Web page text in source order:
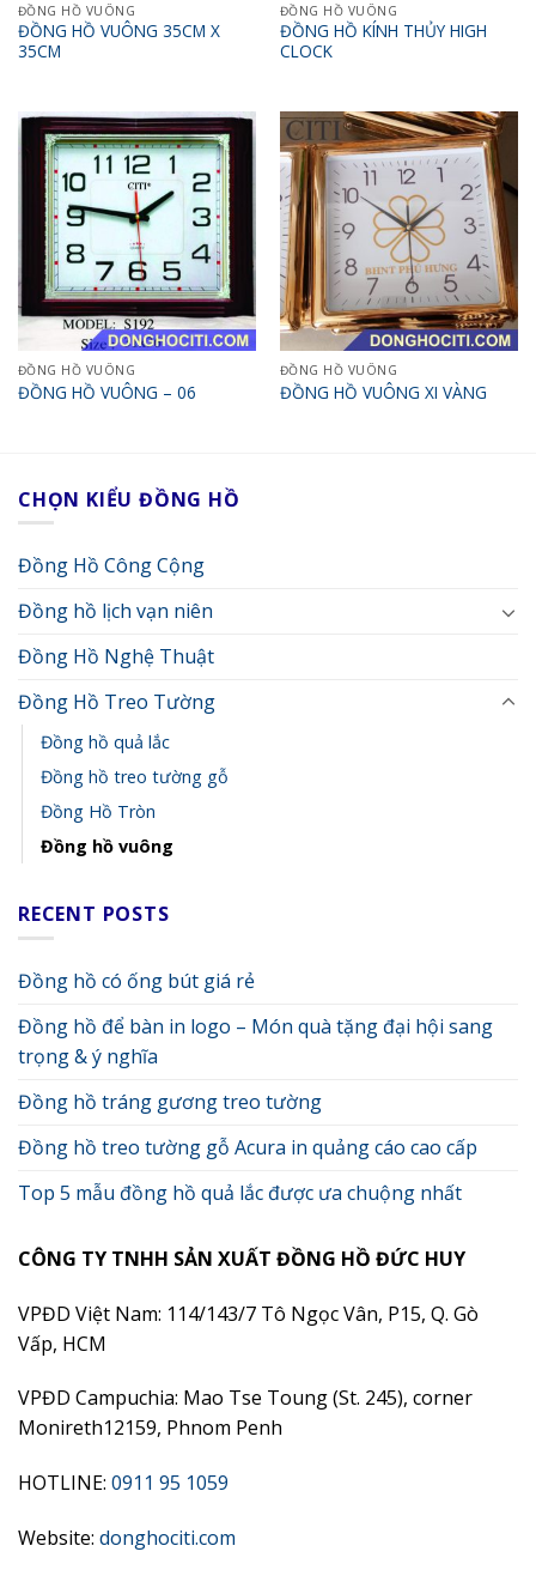
ĐỒNG HỒ VUÔNG
ĐỒNG HỒ VUÔNG 35CM X
35CM
ĐỒNG HỒ VUÔNG
ĐỒNG HỒ KÍNH THỦY HIGH
CLOCK
ĐỒNG HỒ VUÔNG
ĐỒNG HỒ VUÔNG – 06
ĐỒNG HỒ VUÔNG
ĐỒNG HỒ VUÔNG XI VÀNG
CHỌN KIỂU ĐỒNG HỒ
Đồng Hồ Công Cộng
Đồng hồ lịch vạn niên
Đồng Hồ Nghệ Thuật
Đồng Hồ Treo Tường
Đồng hồ quả lắc
Đồng hồ treo tường gỗ
Đồng Hồ Tròn
Đồng hồ vuông
RECENT POSTS
Đồng hồ có ống bút giá rẻ
Đồng hồ để bàn in logo – Món quà tặng đại hội sang
trọng & ý nghĩa
Đồng hồ tráng gương treo tường
Đồng hồ treo tường gỗ Acura in quảng cáo cao cấp
Top 5 mẫu đồng hồ quả lắc được ưa chuộng nhất
CÔNG TY TNHH SẢN XUẤT ĐỒNG HỒ ĐỨC HUY
VPĐD Việt Nam: 114/143/7 Tô Ngọc Vân, P15, Q. Gò
Vấp, HCM
VPĐD Campuchia: Mao Tse Toung (St. 245), corner
Monireth12159, Phnom Penh
HOTLINE: 0911 95 1059
Website: donghociti.com